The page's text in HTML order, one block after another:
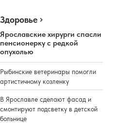
Здоровье
Ярославские хирурги спасли
пенсионерку с редкой
опухолью
Рыбинские ветеринары помогли
артистичному козленку
В Ярославле сделают фасад и
смонтируют подсветку в детской
больнице